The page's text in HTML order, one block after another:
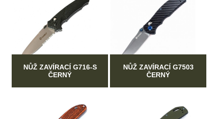
NŮŽ ZAVÍRACÍ G716-S
ČERNÝ
NŮŽ ZAVÍRACÍ G7503
ČERNÝ